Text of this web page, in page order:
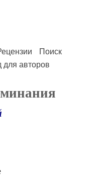
Поиск
для авторов